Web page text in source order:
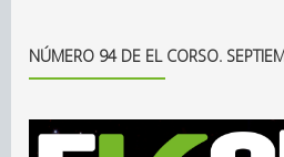
NÚMERO 94 DE EL CORSO.